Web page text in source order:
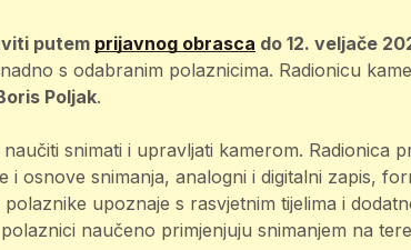
putem prijavnog obrasca do 12. veljače
s odabranim polaznicima. Radionicu
Poljak.
naučiti snimati i upravljati kamerom. Radionica
i osnove snimanja, analogni i digitalni zapis,
upoznaje s rasvjetnim tijelima i
naučeno primjenjuju snimanjem na